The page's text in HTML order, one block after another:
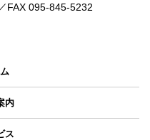
FAX 095-845-5232
内
ス